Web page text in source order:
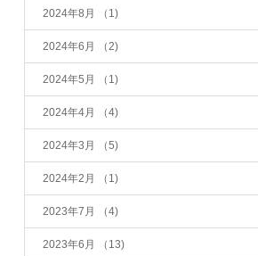
2024年8月 （1)
2024年6月 （2)
2024年5月 （1)
2024年4月 （4)
2024年3月 （5)
2024年2月 （1)
2023年7月 （4)
2023年6月 （13)